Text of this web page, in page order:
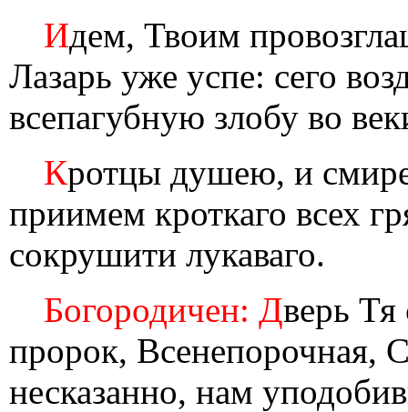
Идем, Твоим
Лазарь уже успе: сего
всепагубную злобу во
Кротцы душею, и
приимем кроткаго всех
сокрушити лукаваго.
Богородичен: Дверь
пророк, Всенепорочная,
несказанно, нам